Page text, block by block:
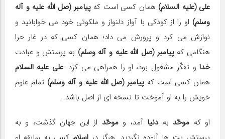
علی (علیه السلام) همان كسی است كهپیامبر (صل الله علیه و آله
وسلم) او را از كودكی با آواز دلنواز و ملكوتی خود می خوابانید و
نوازش می كرد و پرورش می داد؛ همان كسی كه در غار حرا
هنگامی كهپیامبر (صل الله علیه و آله وسلم) به پرستش و عبادت
خداو تفكّر مشغول بود، او را همراهی می كرد.علی علیه السلام
همان كسی است كه پیامبر (صل الله علیه و آله وسلم) تمام علوم
خویش را به او آموخت تا نسخه ای از اصل باشد.
او كه موحّدبهدنیا آمد، وموحّد از این جهان گذشت، و به